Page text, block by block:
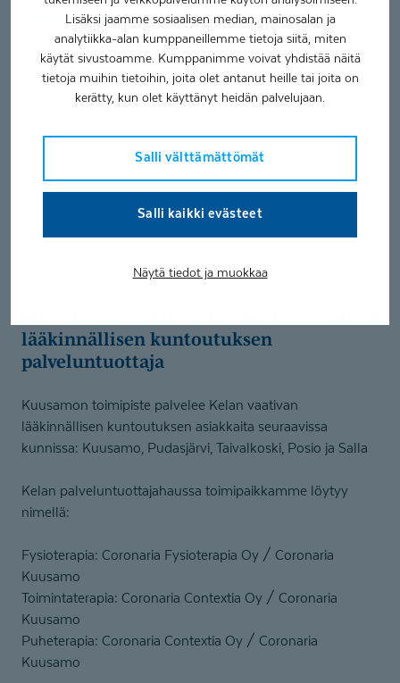
Lisäksi jaamme sosiaalisen median, mainosalan ja
analytiikka-alan kumppaneillemme tietoja siitä, miten
käytät sivustoamme. Kumppanimme voivat yhdistää näitä
tietoja muihin tietoihin, joita olet antanut heille tai joita on
kerätty, kun olet käyttänyt heidän palvelujaan.
Salli välttämättömät
Salli kaikki evästeet
Näytä tiedot ja muokkaa
asentohuimaus, kotikäynnit, kuntosaliryhmät, yksilöllinen
liikunnanohjaus, veteraanikuntoutus,
kehonkoostumusanalyysi, McKenzie, Laser-hoidot, Met
lihasenergiatekniikat, Mulligan-tekniikka, tukituotteiden
mittaus, TechnoGymin kuntosalilaitteet, jotka on
Tukituotteiden mittaus on suoritettava aamusta,
huomioithan tämän varatessasi aikaa. Mikäli
nettiajanvarauksessa ei ole vapaita aikoja aamulle, ole
lääkinnällisen kuntoutuksen
palveluntuottaja
Kuusamon toimipiste palvelee Kelan vaativan
lääkinnällisen kuntoutuksen asiakkaita seuraavissa
kunnissa: Kuusamo, Pudasjärvi, Taivalkoski, Posio ja Salla
Kelan palveluntuottajahaussa toimipaikkamme löytyy
nimellä:
Fysioterapia: Coronaria Fysioterapia Oy / Coronaria
Kuusamo
Toimintaterapia: Coronaria Contextia Oy / Coronaria
Kuusamo
Puheterapia: Coronaria Contextia Oy / Coronaria
Kuusamo